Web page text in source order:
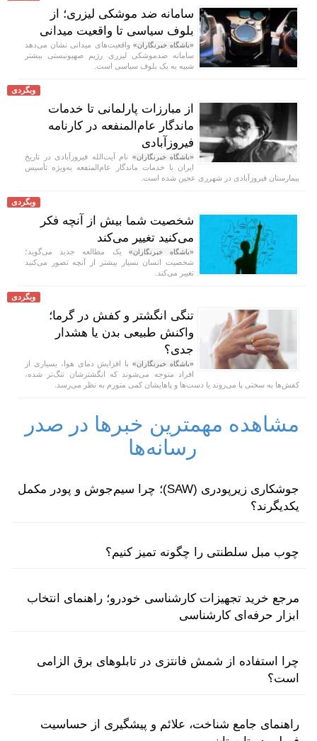
سامانه ضد موشکی لیزری؛ از
بلوف سیاسی تا واقعیت میدانی
«باشگاه خبرنگاران» واقعیت‌های میدانی نشان می‌دهد
سامانه ضدموشکی لیزری رژیم صهیونیستی بیشتر
شبیه به یک بلوف سیاسی است.
وبگردی
از مبارزات پارلمانی تا خدمات
ماندگار عام‌المنفعه در کارنامه
فیروزآبادی
«باشگاه خبرنگاران» نام آیت‌الله فیروزآبادی در تاریخ
ایران با خدمات ماندگار عام‌المنفعه به‌ویژه تأسیس
بیمارستان فیروزآبادی در شهرری عجین شده است.
وبگردی
شخصیت شما بیش از آنچه فکر
می‌کنید تغییر می‌کند
«باشگاه خبرنگاران» یک مطالعه جدید می‌گوید؛
شخصیت انسان بسیار بیشتر از آنچه تصور می‌کنید
تغییر می‌کند.
وبگردی
تنگی انگشتر و کفش در گرما؛
واکنش طبیعی بدن یا هشدار
جدی؟
«باشگاه خبرنگاران»با افزایش دمای هوا، بسیاری از
افراد متوجه می‌شوند که انگشترشان تنگ‌تر شده،
کفش‌ها به سختی پا می‌روند یا دست‌ها و پاهایشان کمی متورم به نظر می‌رسد.
مشاهده مهمترین خبرها در صدر
رسانه‌ها
جوشکاری زیرپودری (SAW)؛ چرا سیم‌جوش و پودر مکمل
یکدیگرند؟
چوب مبل سلطنتی را چگونه تمیز کنیم؟
مرجع خرید تجهیزات کارشناسی خودرو؛ راهنمای انتخاب
ابزار حرفه‌ای کارشناسی
چرا استفاده از شمش فانتزی در تابلوهای برق الزامی
است؟
راهنمای جامع شناخت، علائم و پیشگیری از حساسیت